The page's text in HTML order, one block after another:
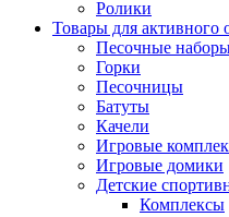
Ролики
Товары для активного
Песочные
Горки
Песочницы
Батуты
Качели
Игровые
Игровые домики
Детские
Комплексы